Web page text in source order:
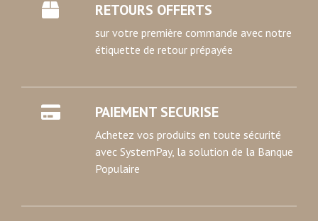
RETOURS OFFERTS
sur votre première commande avec notre
étiquette de retour prépayée
PAIEMENT SECURISE
Achetez vos produits en toute sécurité
avec SystemPay, la solution de la Banque
Populaire